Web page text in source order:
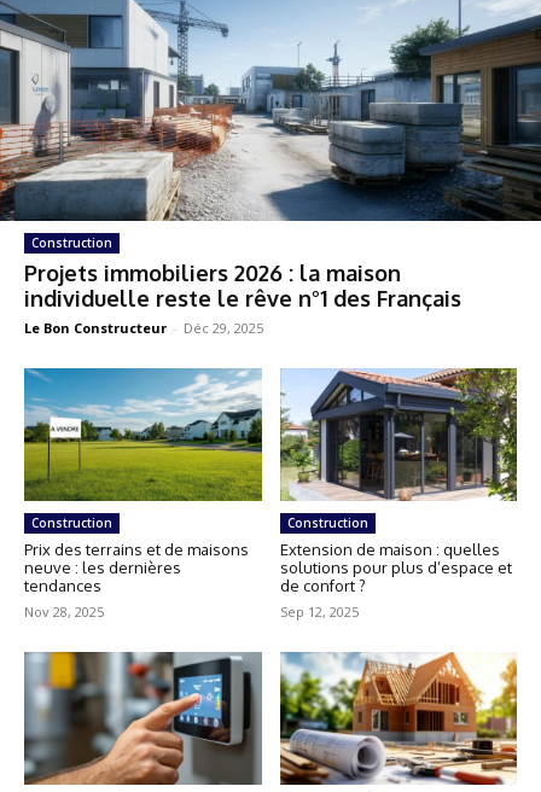
Construction
Projets immobiliers 2026 : la maison
individuelle reste le rêve n°1 des Français
Le Bon Constructeur - Déc 29, 2025
Construction
Prix des terrains et de maisons
neuve : les dernières
tendances
Nov 28, 2025
Construction
Extension de maison : quelles
solutions pour plus d’espace et
de confort ?
Sep 12, 2025